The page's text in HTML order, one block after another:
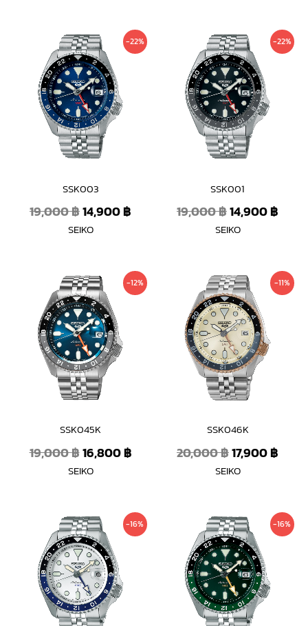
-22%
SSK003
19,000฿
Original
price
was:
19,000 ฿.
14,900฿
Current
price
SEIKO
-22%
SSK001
19,000฿
Original
price
was:
19,000 ฿.
14,900฿
price
SEIKO
-12%
SSK045K
19,000฿
Original
price
was:
19,000 ฿.
16,800฿
Current
price
SEIKO
-11%
SSK046K
20,000฿
Original
price
was:
20,000 ฿.
17,900฿
price
SEIKO
-16%
Original
price
was:
19,000 ฿.
Current
price
-16%
Original
price
was:
19,000 ฿.
price